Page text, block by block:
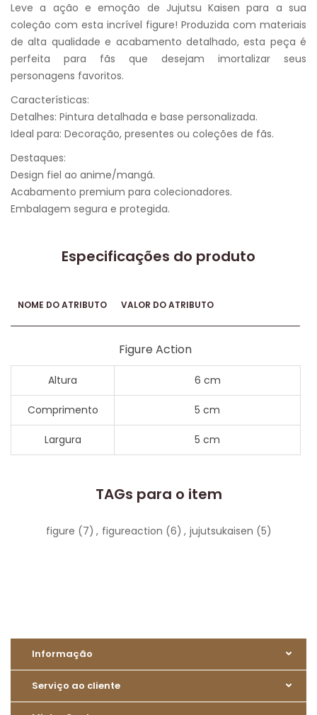
Leve a ação e emoção de Jujutsu Kaisen para a sua
coleção com esta incrível figure! Produzida com materiais
de alta qualidade e acabamento detalhado, esta peça é
perfeita para fãs que desejam imortalizar seus
personagens favoritos.
Características:
Detalhes: Pintura detalhada e base personalizada.
Ideal para: Decoração, presentes ou coleções de fãs.
Destaques:
Design fiel ao anime/mangá.
Acabamento premium para colecionadores.
Embalagem segura e protegida.
Especificações do produto
NOME DO ATRIBUTO VALOR DO ATRIBUTO
Figure Action
Altura 6 cm
Comprimento 5 cm
Largura 5 cm
TAGs para o item
figure (7) , figureaction (6) , jujutsukaisen (5)
Informação
Serviço ao cliente